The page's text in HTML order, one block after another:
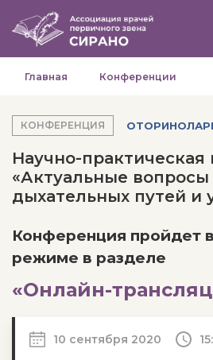
Главная Конференции
КОНФЕРЕНЦИЯ
Научно-
«Актуальные вопросы
дыхательных путей и
Конференция пройдет
режиме в разделе
«Онлайн-
10 сентября 2020